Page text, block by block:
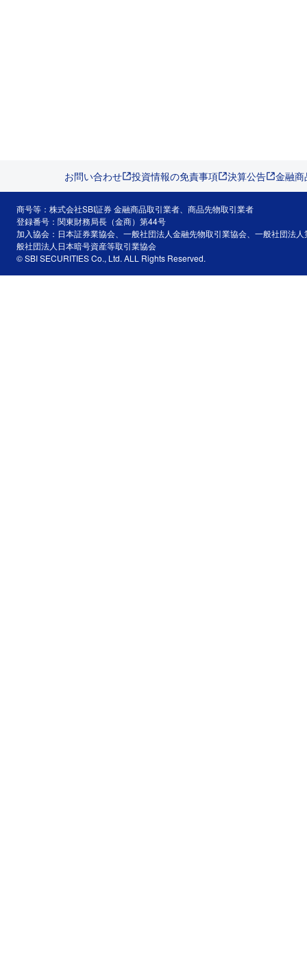
お問い合わせ 投資情報の免責事項 決算公告 金融
商号等：株式会社SBI証券 金融商品取引業者、商品先物取引業者
登録番号：関東財務局長（金商）第44号
加入協会：日本証券業協会、一般社団法人金融先物取引業協会、一般社団法
般社団法人日本暗号資産等取引業協会
© SBI SECURITIES Co., Ltd. ALL Rights Reserved.